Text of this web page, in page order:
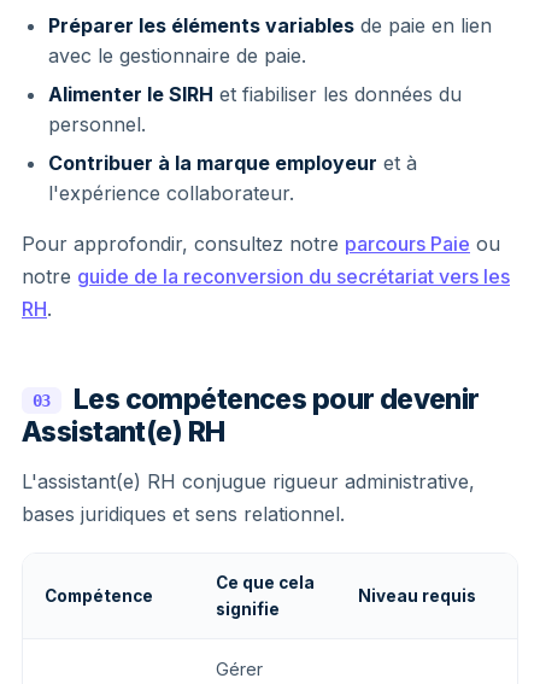
Préparer les éléments variables de paie en lien
avec le gestionnaire de paie.
Alimenter le SIRH et fiabiliser les données du
personnel.
Contribuer à la marque employeur et à
l'expérience collaborateur.
Pour approfondir, consultez notre parcours Paie ou
notre guide de la reconversion du secrétariat vers les
RH.
03
Les compétences pour devenir
Assistant(e) RH
L'assistant(e) RH conjugue rigueur administrative,
bases juridiques et sens relationnel.
Compétence
Ce que cela
signifie
Niveau requis
Gérer